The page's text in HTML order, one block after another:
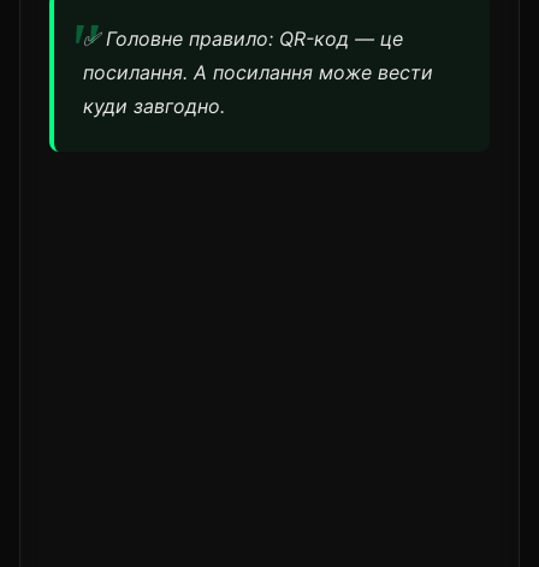
✅ Головне правило: QR-код — це
посилання. А посилання може вести
куди завгодно.